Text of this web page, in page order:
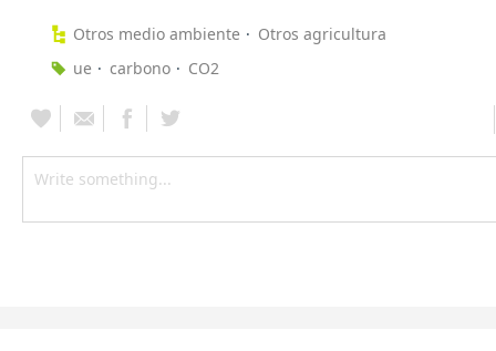
Otros medio ambiente
Otros agricultura
ue
carbono CO2